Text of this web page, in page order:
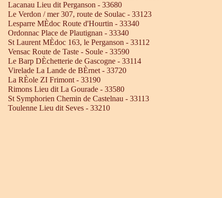
Lacanau Lieu dit Perganson - 33680
Le Verdon / mer 307, route de Soulac - 33123
Lesparre MÈdoc Route d'Hourtin - 33340
Ordonnac Place de Plautignan - 33340
St Laurent MÈdoc 163, le Perganson - 33112
Vensac Route de Taste - Soule - 33590
Le Barp DÈchetterie de Gascogne - 33114
Virelade La Lande de BÈrnet - 33720
La RÈole ZI Frimont - 33190
Rimons Lieu dit La Gourade - 33580
St Symphorien Chemin de Castelnau - 33113
Toulenne Lieu dit Seves - 33210